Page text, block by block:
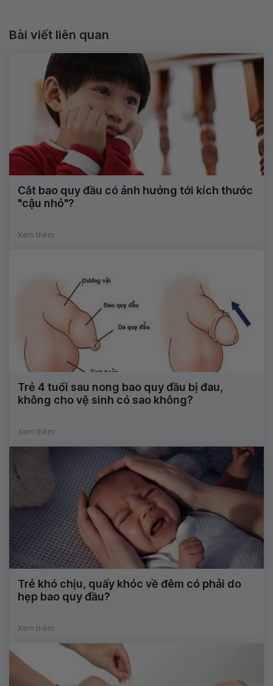
Bài viết liên quan
Cắt bao quy đầu có ảnh hưởng tới kích thước
"cậu nhỏ"?
Xem thêm
Trẻ 4 tuổi sau nong bao quy đầu bị đau,
không cho vệ sinh có sao không?
Xem thêm
Trẻ khó chịu, quấy khóc về đêm có phải do
hẹp bao quy đầu?
Xem thêm